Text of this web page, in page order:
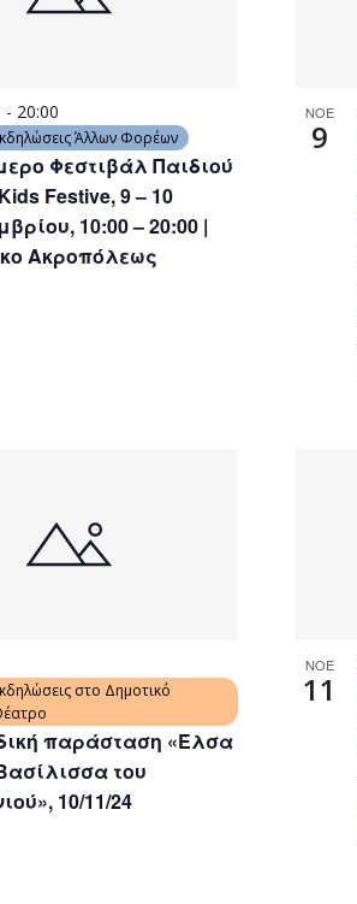
Φεστιβάλ Παιδιού
Festive, 9 – 10
10:00 – 20:00 |
Ακροπόλεως
- 20:00
Άλλων Φορέων
ΝΟΕ
9
παράσταση «Έλσα
του
10/11/24
στο Δημοτικό
ΝΟΕ
11